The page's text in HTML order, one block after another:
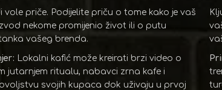
vole priče. Podijelite priču o tome kako je vaš
nekome promijenio život ili o putu
vašeg brenda.
Lokalni kafić može kreirati brzi video o
jutarnjem ritualu, nabavci zrna kafe i
svojih kupaca dok uživaju u prvoj